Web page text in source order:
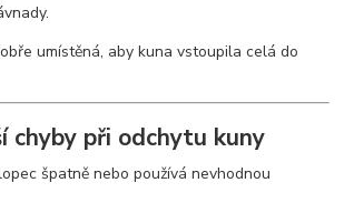
umístěná, aby kuna vstoupila celá do
chyby při odchytu kuny
špatně nebo používá nevhodnou